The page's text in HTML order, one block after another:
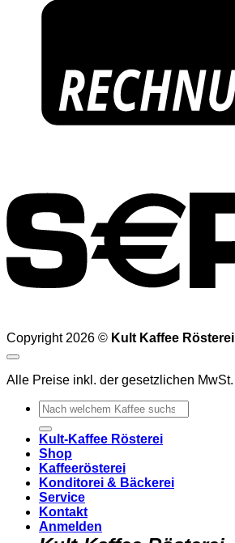
Copyright 2026 © Kult Kaffee Rösterei
Alle Preise inkl. der gesetzlichen MwSt.
Suchen
nach:
Kult-Kaffee Rösterei
Shop
Kaffeerösterei
Konditorei & Bäckerei
Service
Kontakt
Anmelden